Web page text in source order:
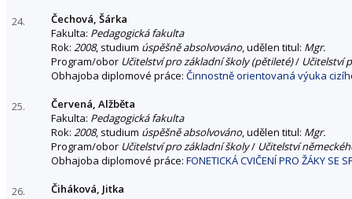
24.
Čechová, Šárka
Fakulta: Pedagogická fakulta
Rok: 2008, studium úspěšně absolvováno, udělen titul: Mgr.
Program/obor Učitelství pro základní školy (pětileté)/ Učitelství
Obhajoba diplomové práce: Činnostně orientovaná výuka
25.
Červená, Alžběta
Fakulta: Pedagogická fakulta
Rok: 2008, studium úspěšně absolvováno, udělen titul: Mgr.
Program/obor Učitelství pro základní školy/ Učitelství
Obhajoba diplomové práce: FONETICKÁ CVIČENÍ PRO ŽÁKY SE
26.
Čiháková, Jitka